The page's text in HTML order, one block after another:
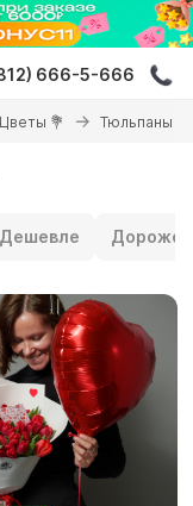
666-5-666
Цветы 💐 Тюльпаны
Дешевле Дороже